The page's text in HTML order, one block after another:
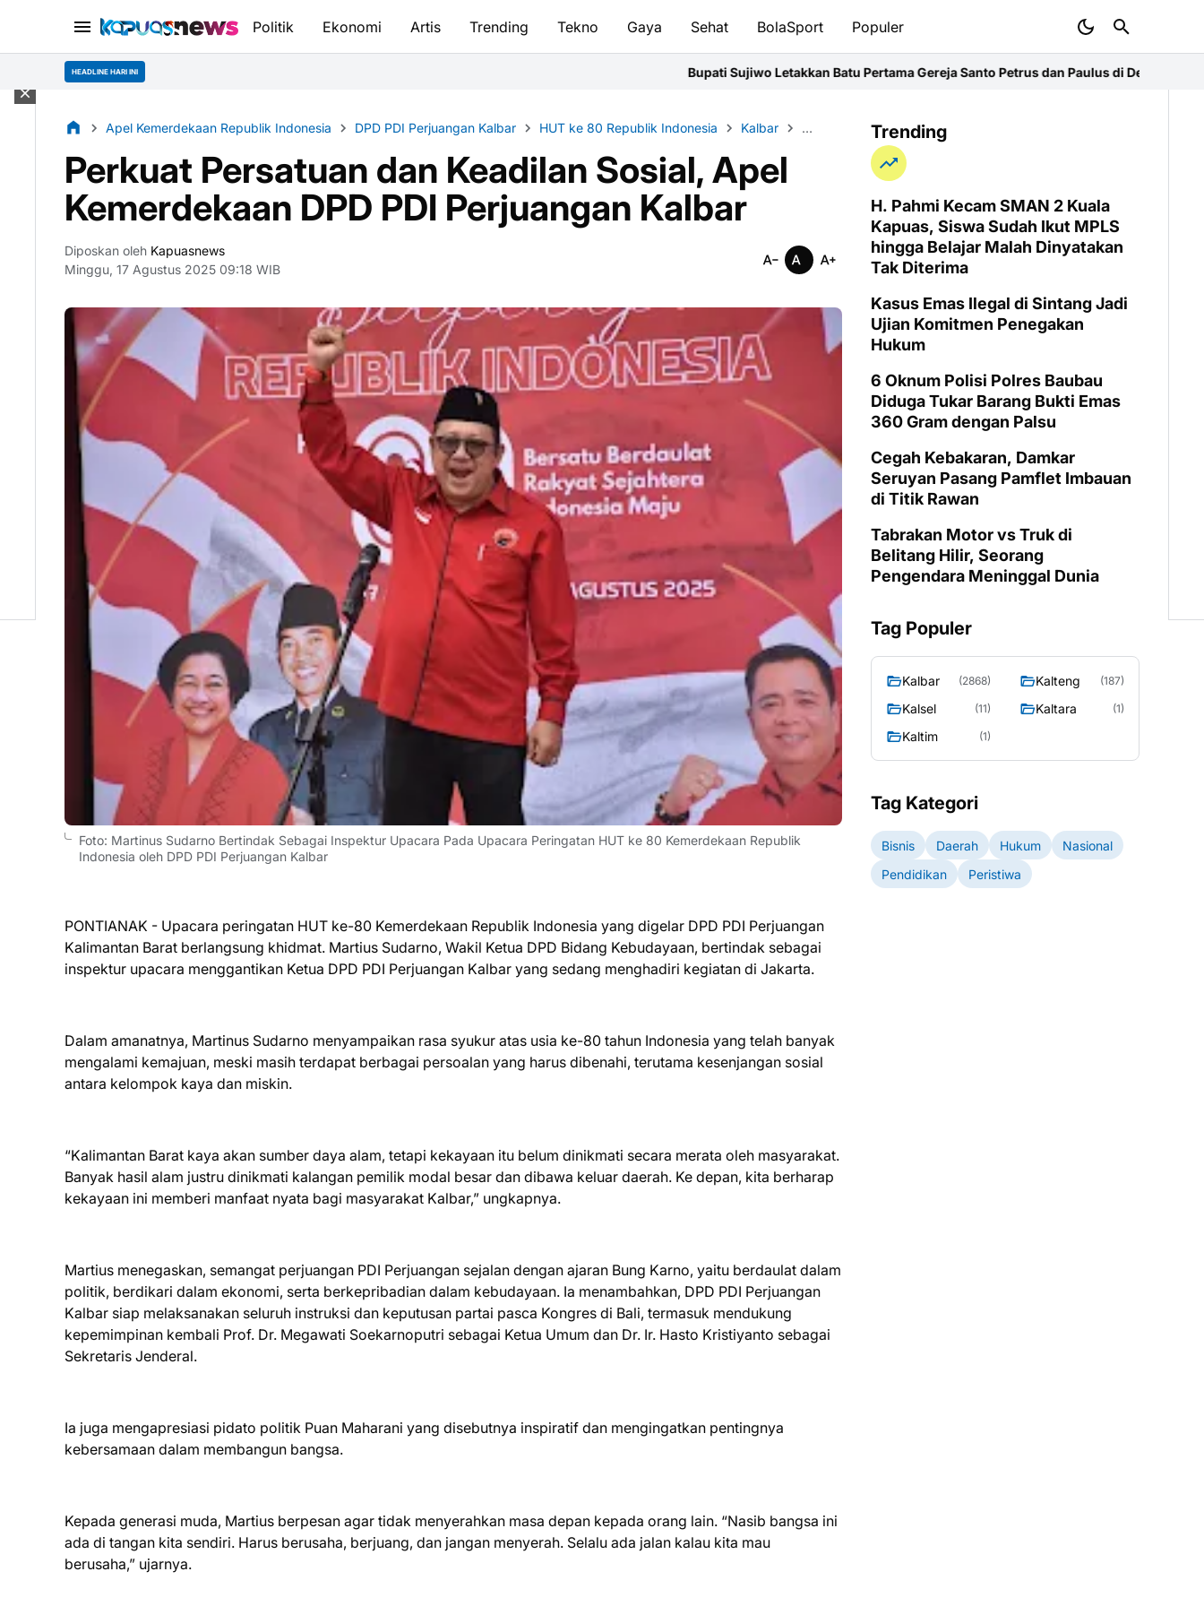
Politik Ekonomi Artis Trending Tekno Gaya Sehat BolaSport Populer
HEADLINE HARI INI Bupati Sujiwo Letakkan Batu Pertama Gereja Santo Petrus dan Paulus di Desa KapurKasus Emas Ilegal di
Apel Kemerdekaan Republik Indonesia DPD PDI Perjuangan Kalbar HUT ke 80 Republik Indonesia Kalbar Martinus Sudarno Pontianak
Perkuat Persatuan dan Keadilan Sosial, Apel
Kemerdekaan DPD PDI Perjuangan Kalbar
Diposkan oleh Kapuasnews
Minggu, 17 Agustus 2025 09:18 WIB
Foto: Martinus Sudarno Bertindak Sebagai Inspektur Upacara Pada Upacara Peringatan HUT ke 80 Kemerdekaan Republik
Indonesia oleh DPD PDI Perjuangan Kalbar
PONTIANAK - Upacara peringatan HUT ke-80 Kemerdekaan Republik Indonesia yang digelar DPD PDI Perjuangan
Kalimantan Barat berlangsung khidmat. Martius Sudarno, Wakil Ketua DPD Bidang Kebudayaan, bertindak sebagai
inspektur upacara menggantikan Ketua DPD PDI Perjuangan Kalbar yang sedang menghadiri kegiatan di Jakarta.
Dalam amanatnya, Martinus Sudarno menyampaikan rasa syukur atas usia ke-80 tahun Indonesia yang telah banyak
mengalami kemajuan, meski masih terdapat berbagai persoalan yang harus dibenahi, terutama kesenjangan sosial
antara kelompok kaya dan miskin.
“Kalimantan Barat kaya akan sumber daya alam, tetapi kekayaan itu belum dinikmati secara merata oleh masyarakat.
Banyak hasil alam justru dinikmati kalangan pemilik modal besar dan dibawa keluar daerah. Ke depan, kita berharap
kekayaan ini memberi manfaat nyata bagi masyarakat Kalbar,” ungkapnya.
Martius menegaskan, semangat perjuangan PDI Perjuangan sejalan dengan ajaran Bung Karno, yaitu berdaulat dalam
politik, berdikari dalam ekonomi, serta berkepribadian dalam kebudayaan. Ia menambahkan, DPD PDI Perjuangan
Kalbar siap melaksanakan seluruh instruksi dan keputusan partai pasca Kongres di Bali, termasuk mendukung
kepemimpinan kembali Prof. Dr. Megawati Soekarnoputri sebagai Ketua Umum dan Dr. Ir. Hasto Kristiyanto sebagai
Sekretaris Jenderal.
Ia juga mengapresiasi pidato politik Puan Maharani yang disebutnya inspiratif dan mengingatkan pentingnya
kebersamaan dalam membangun bangsa.
Kepada generasi muda, Martius berpesan agar tidak menyerahkan masa depan kepada orang lain. “Nasib bangsa ini
ada di tangan kita sendiri. Harus berusaha, berjuang, dan jangan menyerah. Selalu ada jalan kalau kita mau
berusaha,” ujarnya.
Trending
H. Pahmi Kecam SMAN 2 Kuala
Kapuas, Siswa Sudah Ikut MPLS
hingga Belajar Malah Dinyatakan
Tak Diterima
Kasus Emas Ilegal di Sintang Jadi
Ujian Komitmen Penegakan
Hukum
6 Oknum Polisi Polres Baubau
Diduga Tukar Barang Bukti Emas
360 Gram dengan Palsu
Cegah Kebakaran, Damkar
Seruyan Pasang Pamflet Imbauan
di Titik Rawan
Tabrakan Motor vs Truk di
Belitang Hilir, Seorang
Pengendara Meninggal Dunia
Tag Populer
Kalbar (2868) Kalteng (187)
Kalsel (11) Kaltara (1)
Kaltim (1)
Tag Kategori
Bisnis Daerah Hukum
Nasional
Pendidikan
Peristiwa